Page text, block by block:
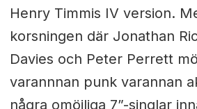
Henry Timmis IV version.
korsningen där Jonathan
Davies och Peter Perrett
varannnan punk varannan
några omöjliga 7”-singlar